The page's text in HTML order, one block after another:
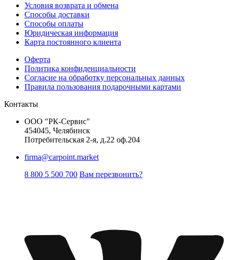
Условия возврата и обмена
Способы доставки
Способы оплаты
Юридическая информация
Карта постоянного клиента
Оферта
Политика конфиденциальности
Согласие на обработку персональных данных
Правила пользования подарочными картами
Контакты
ООО "РК-Сервис"
454045, Челябинск
Потребительская 2-я, д.22 оф.204
firma@carpoint.market
8 800 5 500 700 Вам перезвонить?